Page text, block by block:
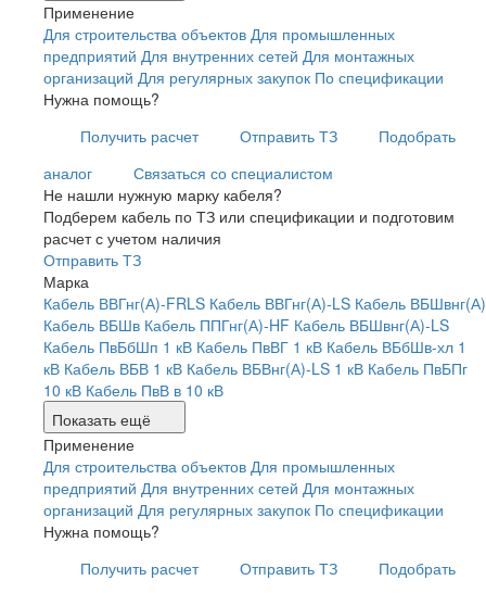
Применение
Для строительства объектов Для промышленных
предприятий Для внутренних сетей Для монтажных
организаций Для регулярных закупок По спецификации
Нужна помощь?
Получить расчет
Отправить ТЗ
Подобрать
аналог
Связаться со специалистом
Не нашли нужную марку кабеля?
Подберем кабель по ТЗ или спецификации и подготовим
расчет с учетом наличия
Отправить ТЗ
Марка
Кабель ВВГнг(А)-FRLS Кабель ВВГнг(А)-LS Кабель ВБШвнг(А)
Кабель ВБШв Кабель ППГнг(А)-HF Кабель ВБШвнг(А)-LS
Кабель ПвБбШп 1 кВ Кабель ПвВГ 1 кВ Кабель ВБбШв-хл 1
кВ Кабель ВБВ 1 кВ Кабель ВБВнг(А)-LS 1 кВ Кабель ПвБПг
10 кВ Кабель ПвВ в 10 кВ
Показать ещё
Применение
Для строительства объектов Для промышленных
предприятий Для внутренних сетей Для монтажных
организаций Для регулярных закупок По спецификации
Нужна помощь?
Получить расчет
Отправить ТЗ
Подобрать